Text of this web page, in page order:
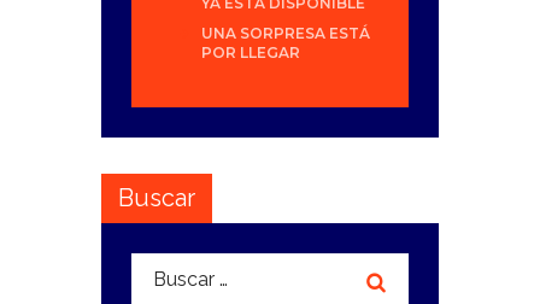
UNA SORPRESA ESTÁ
POR LLEGAR
Buscar
Buscar: